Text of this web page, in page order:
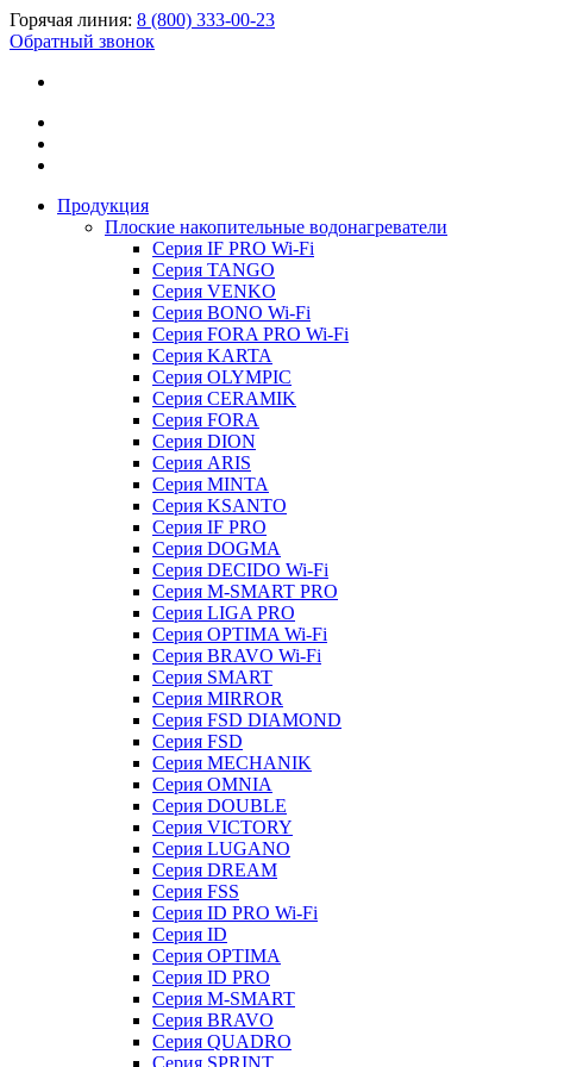
Горячая линия: 8 (800) 333-00-23
Обратный звонок
Продукция
Плоские накопительные водонагреватели
Серия IF PRO Wi-Fi
Серия TANGO
Серия VENKO
Серия BONO Wi-Fi
Серия FORA PRO Wi-Fi
Серия KARTA
Серия OLYMPIC
Серия CERAMIK
Серия FORA
Серия DION
Серия ARIS
Серия MINTA
Серия KSANTO
Серия IF PRO
Серия DOGMA
Серия DECIDO Wi-Fi
Серия M-SMART PRO
Серия LIGA PRO
Серия OPTIMA Wi-Fi
Серия BRAVO Wi-Fi
Серия SMART
Серия MIRROR
Серия FSD DIAMOND
Серия FSD
Серия MECHANIK
Серия OMNIA
Серия DOUBLE
Серия VICTORY
Серия LUGANO
Серия DREAM
Серия FSS
Серия ID PRO Wi-Fi
Серия ID
Серия OPTIMA
Серия ID PRO
Серия M-SMART
Серия BRAVO
Серия QUADRO
Серия SPRINT